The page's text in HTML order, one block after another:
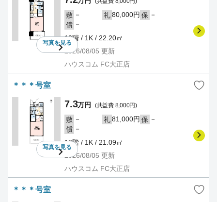
写真を見る
敷 － 礼80,000円 保 －
償 －
13階 / 1K / 22.20㎡
2026/08/05 更新
ハウスコム FC大正店
＊＊＊号室
写真を見る
7.3万円 (共益費 8,000円)
敷 － 礼81,000円 保 －
償 －
13階 / 1K / 21.09㎡
2026/08/05 更新
ハウスコム FC大正店
＊＊＊号室